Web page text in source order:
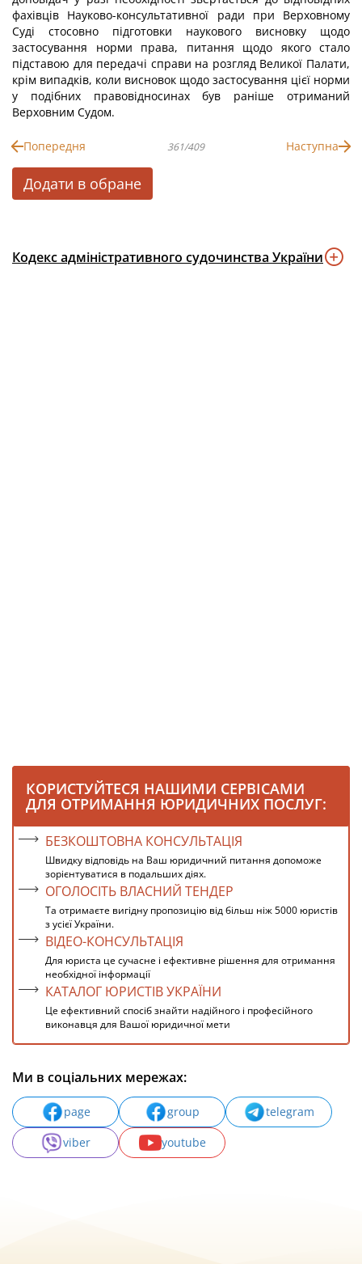
фахівців Науково-консультативної ради при Верховному
Суді стосовно підготовки наукового висновку щодо
застосування норми права, питання щодо якого стало
підставою для передачі справи на розгляд Великої Палати,
крім випадків, коли висновок щодо застосування цієї норми
у подібних правовідносинах був раніше отриманий
Верховним Судом.
Попередня 361/409 Наступна
Додати в обране
Кодекс адміністративного судочинства України
КОРИСТУЙТЕСЯ НАШИМИ СЕРВІСАМИ
ДЛЯ ОТРИМАННЯ ЮРИДИЧНИХ ПОСЛУГ:
БЕЗКОШТОВНА КОНСУЛЬТАЦІЯ
Швидку відповідь на Ваш юридичний питання допоможе
зорієнтуватися в подальших діях.
ОГОЛОСІТЬ ВЛАСНИЙ ТЕНДЕР
Та отримаєте вигідну пропозицію від більш ніж 5000 юристів
з усієї України.
ВІДЕО-КОНСУЛЬТАЦІЯ
Для юриста це сучасне і ефективне рішення для отримання
необхідної інформації
КАТАЛОГ ЮРИСТІВ УКРАЇНИ
Це ефективний спосіб знайти надійного і професійного
виконавця для Вашої юридичної мети
Ми в соціальних мережах:
page group
telegram
viber
youtube